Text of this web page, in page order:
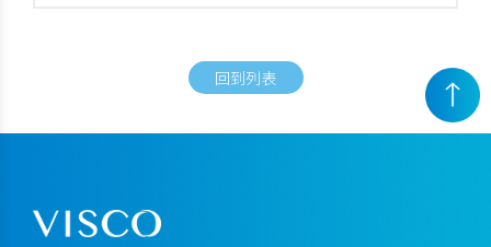
回到列表